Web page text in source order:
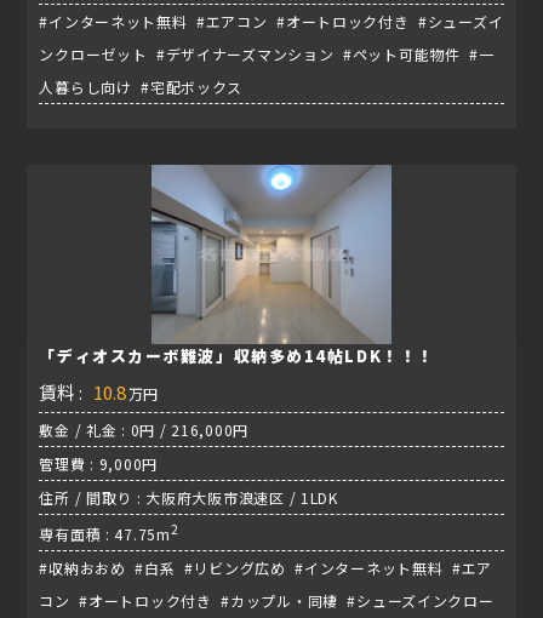
#インターネット無料 #エアコン #オートロック付き #シューズイ
ンクローゼット #デザイナーズマンション #ペット可能物件 #一
人暮らし向け #宅配ボックス
「ディオスカーボ難波」収納多め14帖LDK！！！
賃料 : 10.8万円
敷金 / 礼金 : 0円 / 216,000円
管理費 : 9,000円
住所 / 間取り : 大阪府大阪市浪速区 / 1LDK
専有面積 : 47.75m2
#収納おおめ #白系 #リビング広め #インターネット無料 #エア
コン #オートロック付き #カップル・同棲 #シューズインクロー